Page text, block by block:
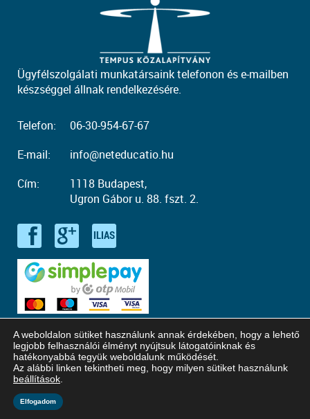
Ügyfélszolgálati munkatársaink telefonon és e-mailben
készséggel állnak rendelkezésére.
Telefon:
06-30-954-67-67
E-mail:
info@neteducatio.hu
Cím:
1118 Budapest,
Ugron Gábor u. 88. fszt. 2.
© Copyright 2016 - 2026. Neteducatio. Minden jog fenntartva!
A weboldalon sütiket használunk annak érdekében, hogy a lehető
legjobb felhasználói élményt nyújtsuk látogatóinknak és
hatékonyabbá tegyük weboldalunk működését.
Az alábbi linken tekintheti meg, hogy milyen sütiket használunk
beállítások
Elfogadom